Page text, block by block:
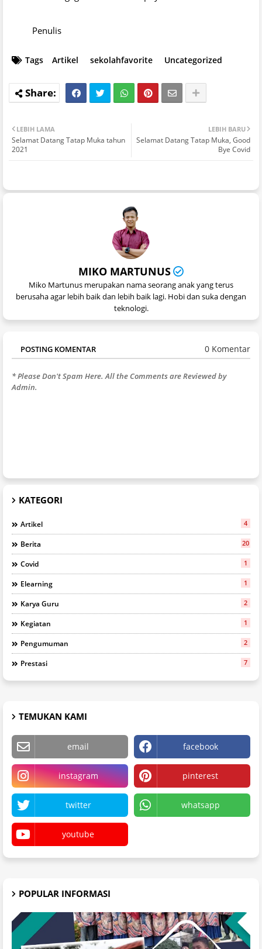
Penulis
Tags Artikel sekolahfavorite Uncategorized
LEBIH BARU
Selamat Datang Tatap Muka, Good
Bye Covid
LEBIH LAMA
Selamat Datang Tatap Muka tahun
2021
MIKO MARTUNUS
Miko Martunus merupakan nama seorang anak yang terus
berusaha agar lebih baik dan lebih baik lagi. Hobi dan suka dengan
teknologi.
POSTING KOMENTAR 0 Komentar
* Please Don't Spam Here. All the Comments are Reviewed by
Admin.
KATEGORI
Artikel 4
Berita 20
Covid 1
Elearning 1
Karya Guru 2
Kegiatan 1
Pengumuman 2
Prestasi 7
TEMUKAN KAMI
email facebook
instagram pinterest
twitter whatsapp
youtube
POPULAR INFORMASI